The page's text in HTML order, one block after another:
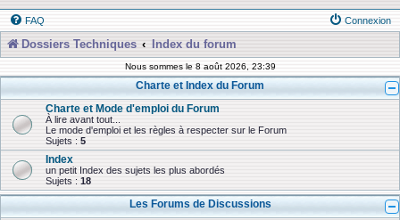
FAQ Connexion
Dossiers Techniques Index du forum
Nous sommes le 8 août 2026, 23:39
Charte et Index du Forum
Charte et Mode d'emploi du Forum
À lire avant tout...
Le mode d'emploi et les règles à respecter sur le Forum
Sujets : 5
Index
un petit Index des sujets les plus abordés
Sujets : 18
Les Forums de Discussions